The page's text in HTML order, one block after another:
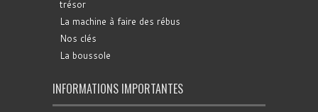
trésor
La machine à faire des rébus
Nos clés
La boussole
INFORMATIONS IMPORTANTES